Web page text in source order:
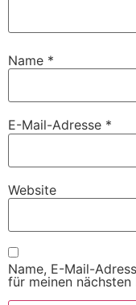
Name *
E-Mail-Adresse *
Website
Name, E-Mail-
für meinen nächsten